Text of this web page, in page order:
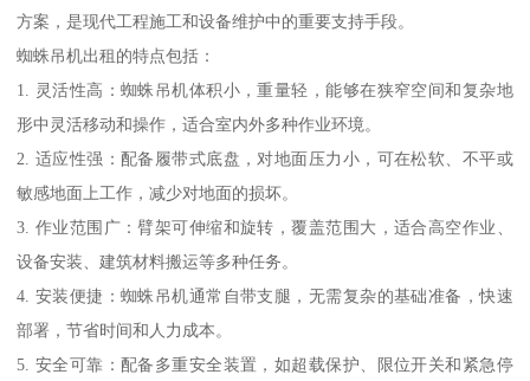
方案，是现代工程施工和设备维护中的重要支持手段。
蜘蛛吊机出租的特点包括：
1. 灵活性高：蜘蛛吊机体积小，重量轻，能够在狭窄空间和复杂地
形中灵活移动和操作，适合室内外多种作业环境。
2. 适应性强：配备履带式底盘，对地面压力小，可在松软、不平或
敏感地面上工作，减少对地面的损坏。
3. 作业范围广：臂架可伸缩和旋转，覆盖范围大，适合高空作业、
设备安装、建筑材料搬运等多种任务。
4. 安装便捷：蜘蛛吊机通常自带支腿，无需复杂的基础准备，快速
部署，节省时间和人力成本。
5. 安全可靠：配备多重安全装置，如超载保护、限位开关和紧急停